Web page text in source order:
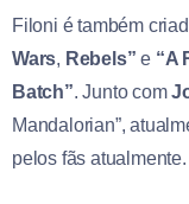
Filoni é também
Wars, Rebels” e “A
Batch”. Junto com
Mandalorian”,
pelos fãs atualmente.